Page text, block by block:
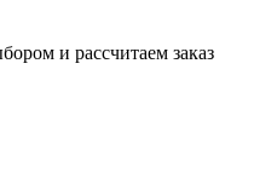
и рассчитаем заказ